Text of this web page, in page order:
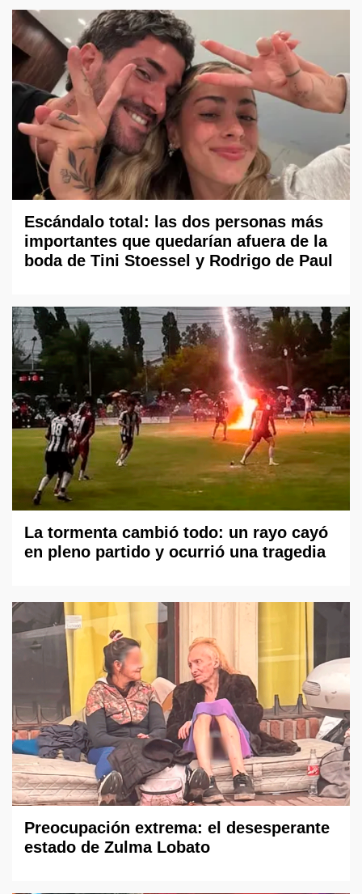
Escándalo total: las dos personas más
importantes que quedarían afuera de la
boda de Tini Stoessel y Rodrigo de Paul
La tormenta cambió todo: un rayo cayó
en pleno partido y ocurrió una tragedia
Preocupación extrema: el desesperante
estado de Zulma Lobato